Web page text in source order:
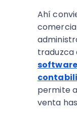
Ahí
traduzca
permite
venta